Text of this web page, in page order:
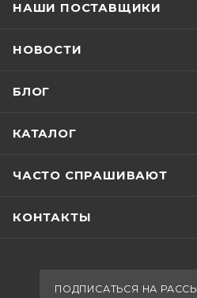
НАШИ ПОСТАВЩИКИ
НОВОСТИ
БЛОГ
КАТАЛОГ
ЧАСТО СПРАШИВАЮТ
КОНТАКТЫ
ПОДПИСАТЬСЯ НА